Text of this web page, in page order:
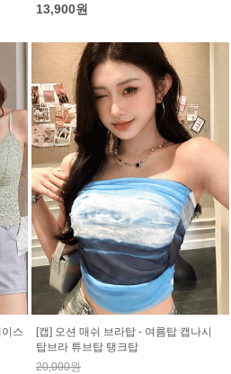
13,900원
스
[캡] 오션 매쉬 브라탑 - 여름탑 캡나시
탑브라 튜브탑 탱크탑
20,000원